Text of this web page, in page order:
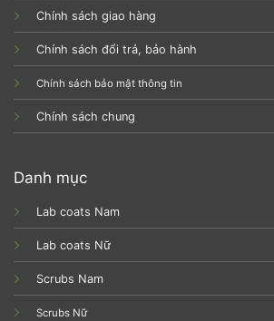
Chính sách giao hàng
Chính sách đổi trả, bảo hành
Chính sách bảo mật thông tin
Chính sách chung
Danh mục
Lab coats Nam
Lab coats Nữ
Scrubs Nam
Scrubs Nữ